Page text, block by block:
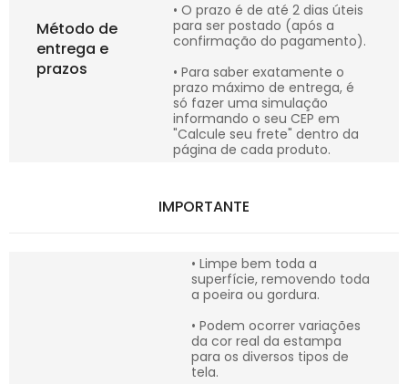
Método de
entrega e
prazos
• O prazo é de até 2 dias úteis
para ser postado (após a
confirmação do pagamento).
• Para saber exatamente o
prazo máximo de entrega, é
só fazer uma simulação
informando o seu CEP em
"Calcule seu frete" dentro da
página de cada produto.
IMPORTANTE
• Limpe bem toda a
superfície, removendo toda
a poeira ou gordura.
• Podem ocorrer variações
da cor real da estampa
para os diversos tipos de
tela.